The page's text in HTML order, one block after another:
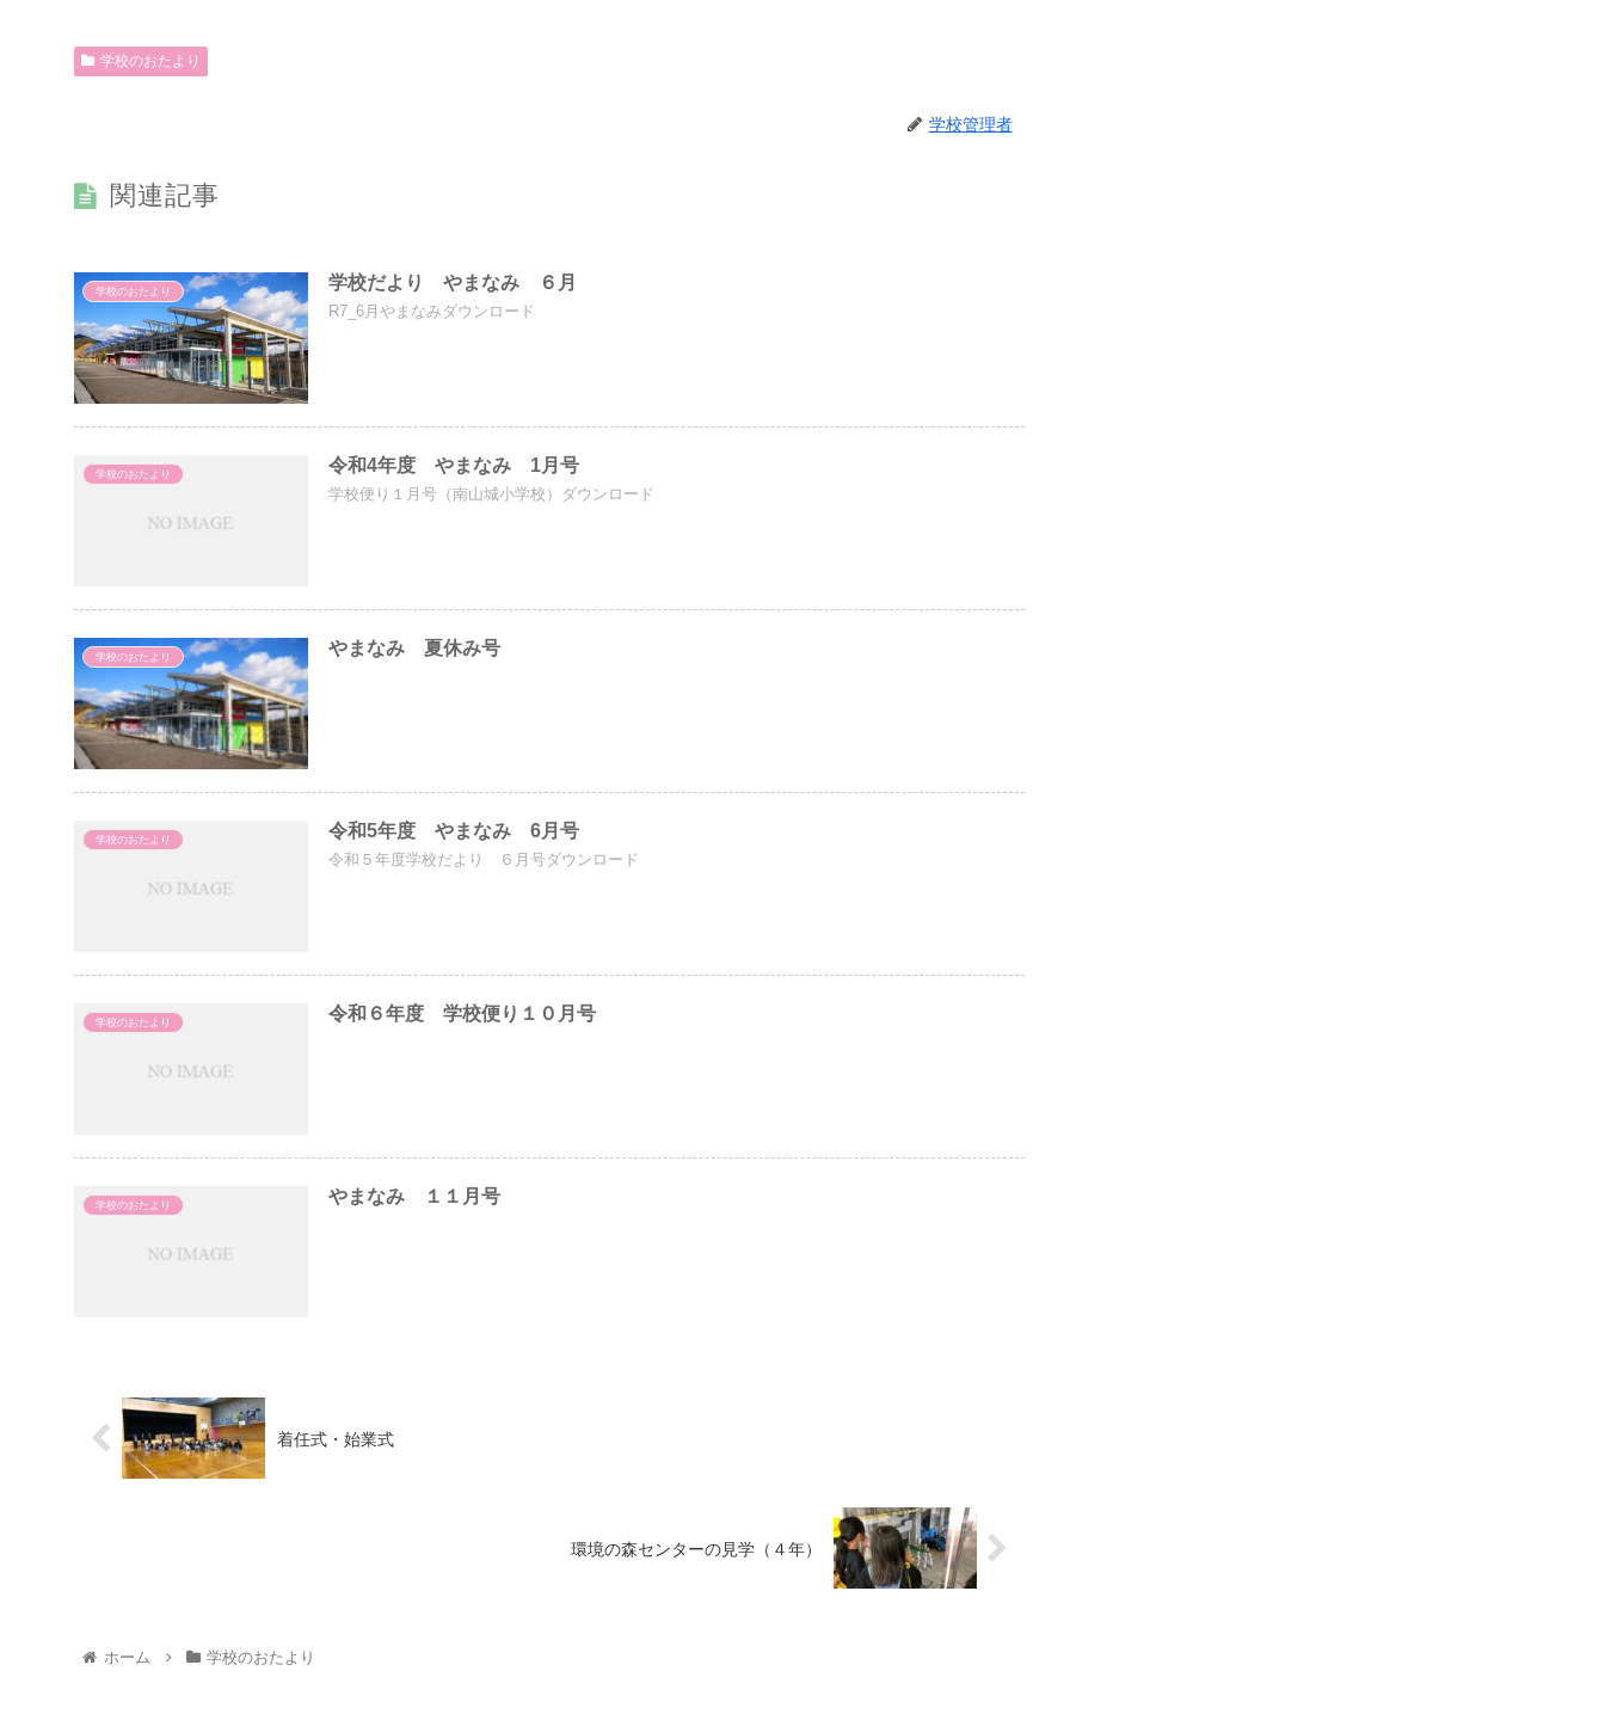
学校のおたより
学校管理者
関連記事
学校のおたより 学校だより やまなみ ６月
R7_6月やまなみダウンロード
学校のおたより 令和4年度 やまなみ 1月号
学校便り１月号（南山城小学校）ダウンロード
学校のおたより やまなみ 夏休み号
学校のおたより 令和5年度 やまなみ 6月号
令和５年度学校だより ６月号ダウンロード
学校のおたより 令和６年度 学校便り１０月号
学校のおたより やまなみ １１月号
着任式・始業式
環境の森センターの見学（４年）
ホーム 学校のおたより